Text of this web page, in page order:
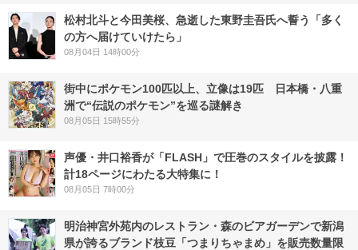
松村北斗と今田美桜、急逝した東野圭吾氏へ誓う「多く
の方へ届けていけたら」
08月04日 14時00分
街中にポケモン100匹以上、立像は19匹 日本橋・八重
洲で“伝説のポケモン”を巡る謎解き
08月05日 15時55分
声優・井口裕香が「FLASH」で圧巻のスタイルを披露！
計18ページにわたる大特集に！
08月05日 7時00分
明治神宮外苑内のレストラン・森のビアガーデンで新潟
県が誇るブランド枝豆「つまりちゃまめ」を販売数量限